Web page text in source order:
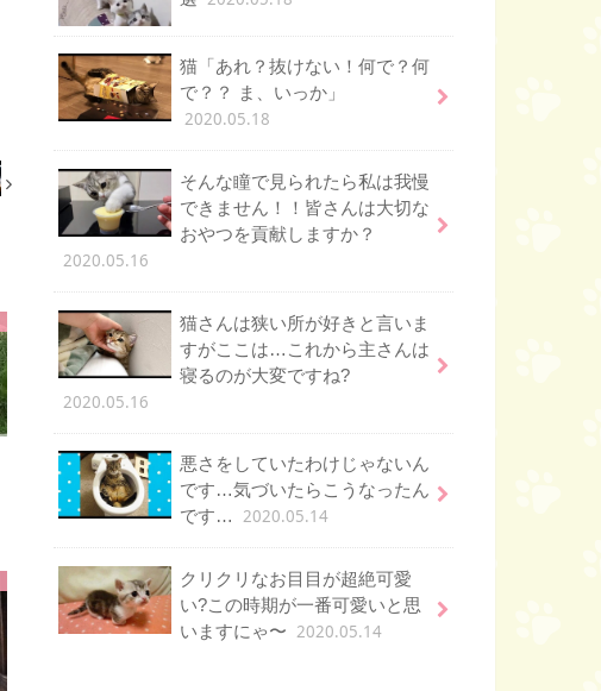
猫「あれ？抜けない！何で？何
で？？ ま、いっか」
2020.05.18
そんな瞳で見られたら私は我慢
できません！！皆さんは大切な
おやつを貢献しますか？
2020.05.16
猫さんは狭い所が好きと言いま
すがここは…これから主さんは
寝るのが大変ですね?
2020.05.16
悪さをしていたわけじゃないん
です…気づいたらこうなったん
です…
2020.05.14
クリクリなお目目が超絶可愛
い?この時期が一番可愛いと思
いますにゃ〜 2020.05.14